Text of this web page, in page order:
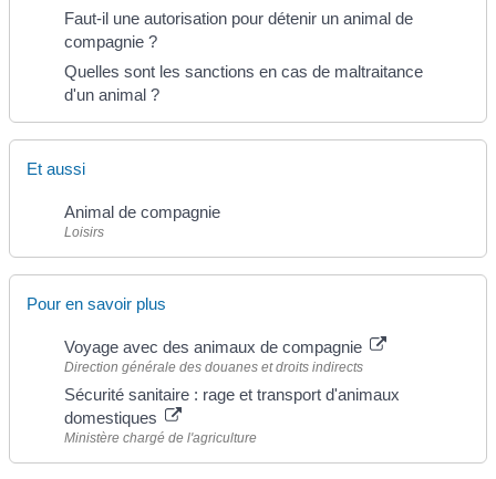
Faut-il une autorisation pour détenir un animal de
compagnie ?
Quelles sont les sanctions en cas de maltraitance
d'un animal ?
Et aussi
Animal de compagnie
Loisirs
Pour en savoir plus
Voyage avec des animaux de compagnie
Direction générale des douanes et droits indirects
Sécurité sanitaire : rage et transport d'animaux
domestiques
Ministère chargé de l'agriculture